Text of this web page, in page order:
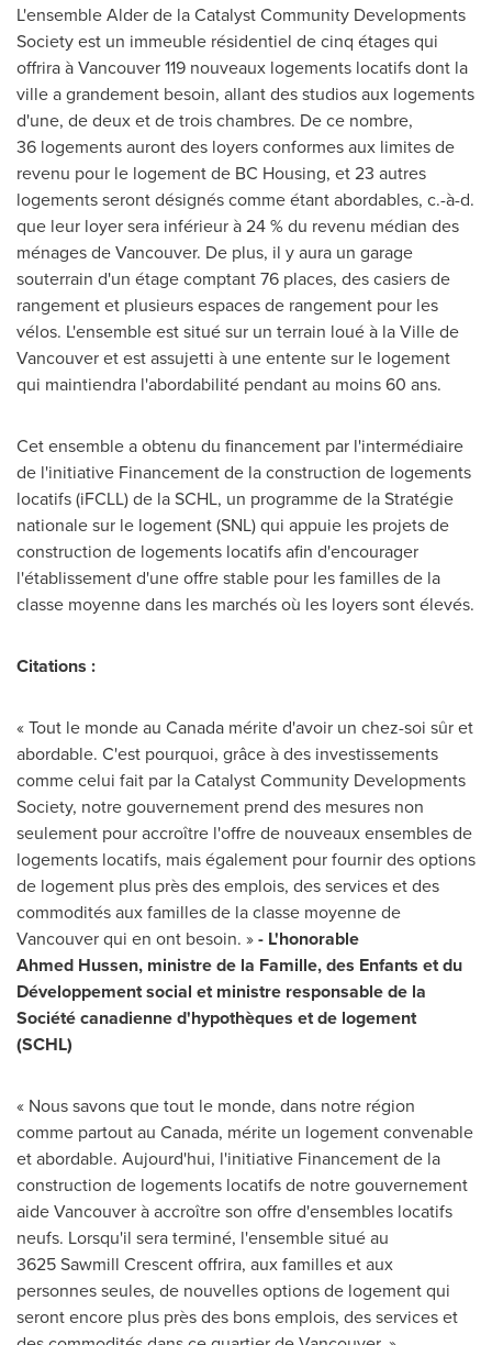
L'ensemble Alder de la Catalyst Community Developments
Society est un immeuble résidentiel de cinq étages qui
offrira àVancouver119 nouveaux logements locatifs dont la
ville a grandement besoin, allant des studios aux logements
d'une, de deux et de trois chambres. De ce nombre,
36 logements auront des loyers conformes aux limites de
revenu pour le logement de BC Housing, et 23 autres
logements seront désignés comme étant abordables, c.-à-d.
que leur loyer sera inférieur à 24 % du revenu médian des
ménages deVancouver. De plus, il y aura un garage
souterrain d'un étage comptant 76 places, des casiers de
rangement et plusieurs espaces de rangement pour les
vélos. L'ensemble est situé sur un terrain loué à la Ville de
Vancouveret est assujetti à une entente sur le logement
qui maintiendra l'abordabilité pendant au moins 60 ans.
Cet ensemble a obtenu du financement par l'intermédiaire
de l'initiative Financement de la construction de logements
locatifs (iFCLL) de la SCHL, un programme de la Stratégie
nationale sur le logement (SNL) qui appuie les projets de
construction de logements locatifs afin d'encourager
l'établissement d'une offre stable pour les familles de la
classe moyenne dans les marchés où les loyers sont élevés.
Citations :
« Tout le monde au Canada mérite d'avoir un chez-soi sûr et
abordable. C'est pourquoi, grâce à des investissements
comme celui fait par la Catalyst Community Developments
Society, notre gouvernement prend des mesures non
seulement pour accroître l'offre de nouveaux ensembles de
logements locatifs, mais également pour fournir des options
de logement plus près des emplois, des services et des
commodités aux familles de la classe moyenne de
Vancouverqui en ont besoin. »- L'honorable
Ahmed Hussen, ministre de la Famille, des Enfants et du
Développement social et ministre responsable de la
Société canadienne d'hypothèques et de logement
(SCHL)
« Nous savons que tout le monde, dans notre région
comme partout au Canada, mérite un logement convenable
et abordable. Aujourd'hui, l'initiative Financement de la
construction de logements locatifs de notre gouvernement
aideVancouverà accroître son offre d'ensembles locatifs
neufs. Lorsqu'il sera terminé, l'ensemble situé au
3625 Sawmill Crescent offrira, aux familles et aux
personnes seules, de nouvelles options de logement qui
seront encore plus près des bons emplois, des services et